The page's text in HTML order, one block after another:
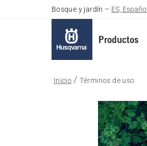
Bosque y jardín – ES, Español
Productos
Inicio Términos de uso